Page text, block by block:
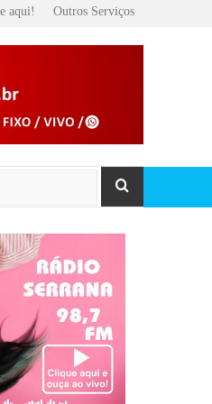
aqui! Outros Serviços